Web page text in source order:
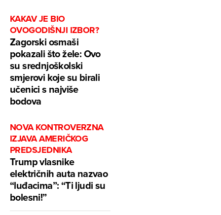
KAKAV JE BIO
OVOGODIŠNJI IZBOR?
Zagorski osmaši
pokazali što žele: Ovo
su srednjoškolski
smjerovi koje su birali
učenici s najviše
bodova
NOVA KONTROVERZNA
IZJAVA AMERIČKOG
PREDSJEDNIKA
Trump vlasnike
električnih auta nazvao
“luđacima”: “Ti ljudi su
bolesni!”